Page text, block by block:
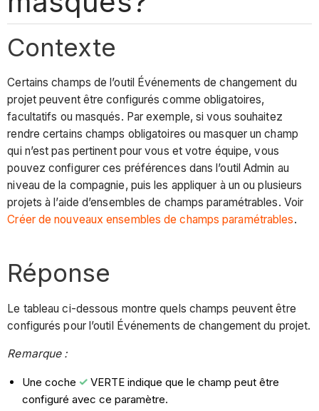
Contexte
Certains champs de l’outil Événements de changement du
projet peuvent être configurés comme obligatoires,
facultatifs ou masqués. Par exemple, si vous souhaitez
rendre certains champs obligatoires ou masquer un champ
qui n’est pas pertinent pour vous et votre équipe, vous
pouvez configurer ces préférences dans l’outil Admin au
niveau de la compagnie, puis les appliquer à un ou plusieurs
projets à l’aide d’ensembles de champs paramétrables. Voir
Créer de nouveaux ensembles de champs paramétrables.
Réponse
Le tableau ci-dessous montre quels champs peuvent être
configurés pour l’outil Événements de changement du projet.
Remarque :
Une coche
VERTE indique que le champ peut être
configuré avec ce paramètre.